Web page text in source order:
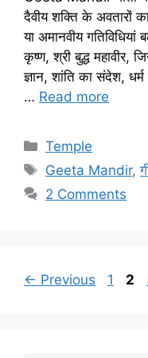
दैवीय शक्ति के अवतारों
या अमानवीय
कृष्ण, श्री बुद्ध महावीर,
ज्ञान, शांति का संदेश, धर्म
… Read more
Categories
Temple
Tags
Geeta Mandir,
2 Comments
← Previous Page
1 2